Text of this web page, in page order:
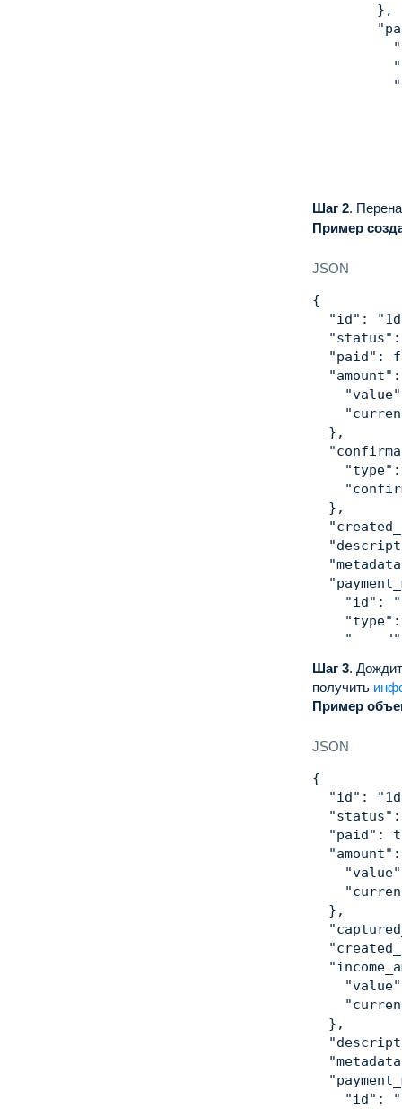
        },
          }
        },
        },
      }'
Шаг 2.
Пример
JSON
{
"id" :
"status" :
"paid" :
"amount" :
"value"
} ,
"type" :
} ,
"id" :
"type" :
"saved"
}
},
}
"test":
Шаг 3.
получить
Пример
JSON
{
"id" :
"status" :
"paid" :
"amount" :
"value"
} ,
"value"
} ,
"id" :